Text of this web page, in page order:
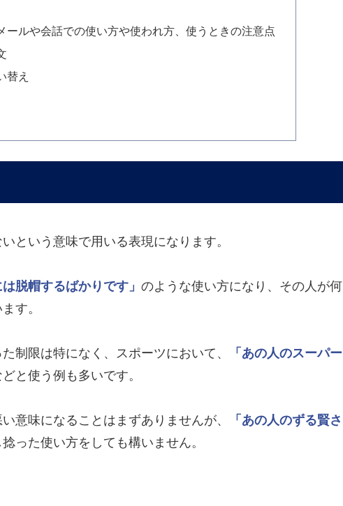
ールや会話での使い方や使われ方、使うときの注意点
替え
という意味で用いる表現になります。
脱帽するばかりです」 のような使い方になり、その人が何
す。
制限は特になく、スポーツにおいて、
「あの人のスーパー
どと使う例も多いです。
意味になることはまずありませんが、
「あの人のずる賢さ
った使い方をしても構いません。